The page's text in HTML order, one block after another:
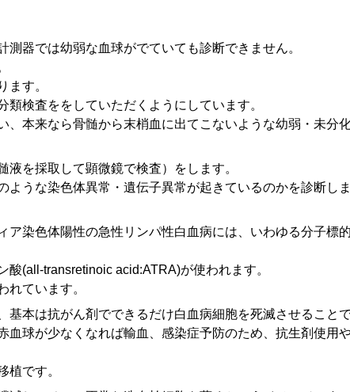
器では幼弱な血球がでていても診断できません。
ます。
検査ををしていただくようにしています。
、本来なら骨髄から末梢血に出てこないような幼弱・未分
を採取して顕微鏡で検査）をします。
うな染色体異常・遺伝子異常が起きているのかを診断しま
染色体陽性の急性リンパ性白血病には、いわゆる分子標
(all-transretinoic acid:ATRA)が使われます。
れています。
本は抗がん剤でできるだけ白血病細胞を死滅させることで
球が少なくなれば輸血、感染症予防のため、抗生剤使用
植です。